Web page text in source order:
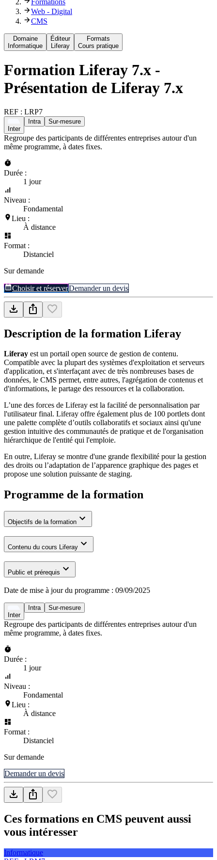
Web - Digital
CMS
Domaine
Informatique
Éditeur
Liferay
Formats
Cours pratique
Formation Liferay 7.x -
Présentation de Liferay 7.x
REF : LRP7
Inter
Intra Sur-mesure
Regroupe des participants de différentes entreprises autour d'un
même programme, à dates fixes.
Durée :
1 jour
Niveau :
Fondamental
Lieu :
À distance
Format :
Distanciel
Sur demande
Choisir et réserverDemander un devis
Description de la formation Liferay
Liferay est un portail open source de gestion de contenu.
Compatible avec la plupart des systèmes d'exploitation et serveurs
d'application, et s'interfaçant avec de très nombreuses bases de
données, le CMS permet, entre autres, l'agrégation de contenus et
d'informations, le partage des ressources et la collaboration.
L’une des forces de Liferay est la facilité de personnalisation par
l'utilisateur final. Liferay offre également plus de 100 portlets dont
une palette complète d’outils collaboratifs et sociaux ainsi qu'une
gestion intuitive des communautés de pratique et de l'organisation
hiérarchique de l'entité qui l'emploie.
En outre, Liferay se montre d'une grande flexibilité pour la gestion
des droits ou l’adaptation de l’apparence graphique des pages et
propose une solution puissante de staging.
Programme de la formation
Objectifs de la formation
Contenu du cours Liferay
Public et prérequis
Date de mise à jour du programme : 09/09/2025
Inter
Intra Sur-mesure
Regroupe des participants de différentes entreprises autour d'un
même programme, à dates fixes.
Durée :
1 jour
Niveau :
Fondamental
Lieu :
À distance
Format :
Distanciel
Sur demande
Demander un devis
Ces formations en CMS peuvent aussi
vous intéresser
Informatique